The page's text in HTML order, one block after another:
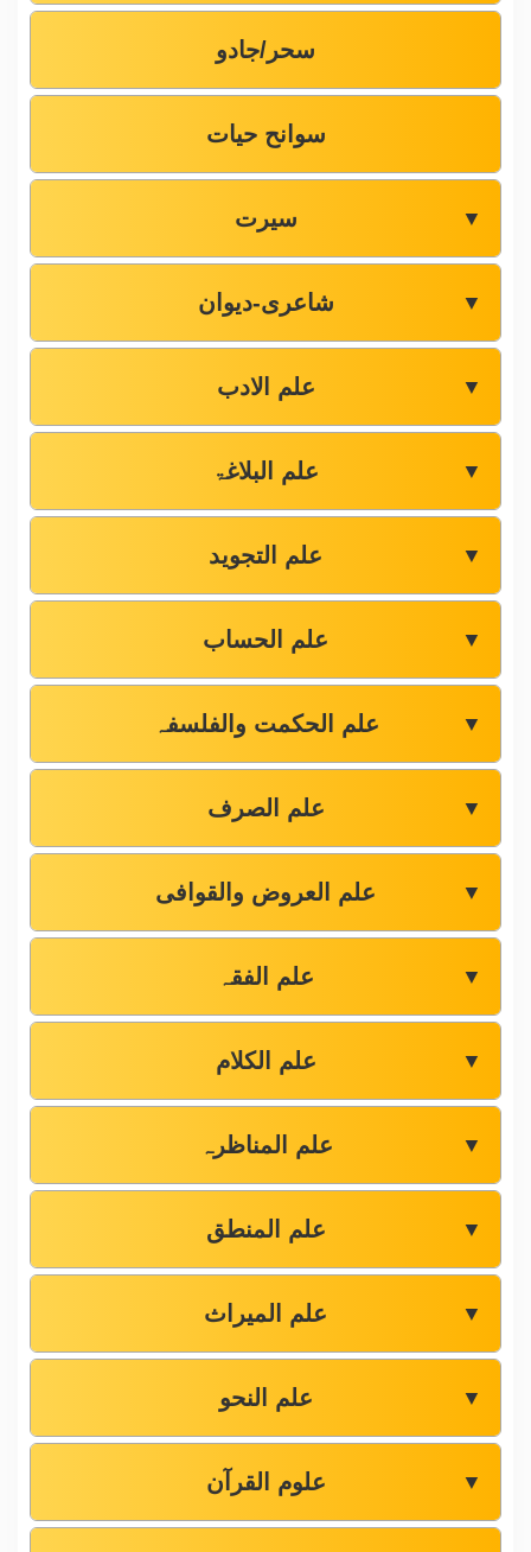
سحر/جادو
سوانح حیات
سیرت ▼
شاعری-دیوان ▼
علم الادب ▼
علم البلاغۃ ▼
علم التجوید ▼
علم الحساب ▼
علم الحکمت والفلسفہ ▼
علم الصرف ▼
علم العروض والقوافی ▼
علم الفقہ ▼
علم الکلام ▼
علم المناظرہ ▼
علم المنطق ▼
علم المیراث ▼
علم النحو ▼
علوم القرآن ▼